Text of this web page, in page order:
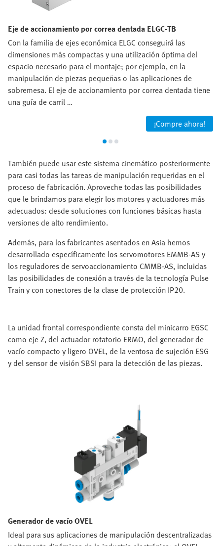
Eje de accionamiento por correa dentada ELGC-TB
Con la familia de ejes económica ELGC conseguirá las
dimensiones más compactas y una utilización óptima del
espacio necesario para el montaje; por ejemplo, en la
manipulación de piezas pequeñas o las aplicaciones de
sobremesa. El eje de accionamiento por correa dentada tiene
una guía de carril …
¡Compre ahora!
También puede usar este sistema cinemático posteriormente
para casi todas las tareas de manipulación requeridas en el
proceso de fabricación. Aproveche todas las posibilidades
que le brindamos para elegir los motores y actuadores más
adecuados: desde soluciones con funciones básicas hasta
versiones de alto rendimiento.
Además, para los fabricantes asentados en Asia hemos
desarrollado específicamente los servomotores EMMB-AS y
los reguladores de servoaccionamiento CMMB-AS, incluidas
las posibilidades de conexión a través de la tecnología Pulse
Train y con conectores de la clase de protección IP20.
La unidad frontal correspondiente consta del minicarro EGSC
como eje Z, del actuador rotatorio ERMO, del generador de
vacío compacto y ligero OVEL, de la ventosa de sujeción ESG
y del sensor de visión SBSI para la detección de las piezas.
Generador de vacío OVEL
Ideal para sus aplicaciones de manipulación descentralizadas